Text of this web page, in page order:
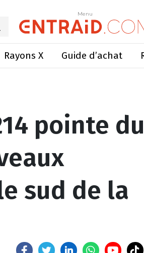
Menu
Rayons X Guide d’achat
Menu
abattoirs dans le sud de la
pointe du
sud de la